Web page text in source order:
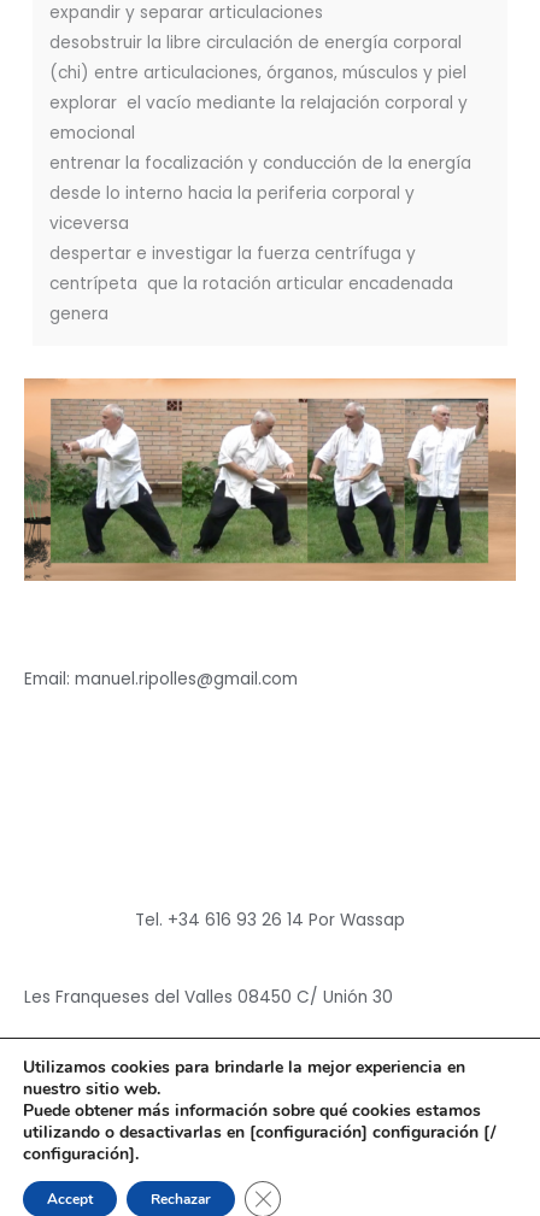
expandir y separar articulaciones
desobstruir la libre circulación de energía corporal
(chi) entre articulaciones, órganos, músculos y piel
explorar el vacío mediante la relajación corporal y
emocional
entrenar la focalización y conducción de la energía
desde lo interno hacia la periferia corporal y
viceversa
despertar e investigar la fuerza centrífuga y
centrípeta que la rotación articular encadenada
genera
Email: manuel.ripolles@gmail.com
Tel. +34 616 93 26 14 Por Wassap
Les Franqueses del Valles 08450 C/ Unión 30
Copyright © 2026Hun Yuan Chen
Powered byHun Yuan Chen
Utilizamos cookies para brindarle la mejor experiencia en
nuestro sitio web.
Puede obtener más información sobre qué cookies estamos
utilizando o desactivarlas en [configuración] configuración [/
configuración].
Accept Rechazar CERRAR EL BANNER DE